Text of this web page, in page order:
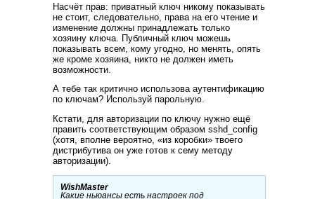
Насчёт прав: приватный ключ никому показывать
не стоит, следовательно, права на его чтение и
изменение должны принадлежать только
хозяину ключа. Публичный ключ можешь
показывать всем, кому угодно, но менять, опять
же кроме хозяина, никто не должен иметь
возможности.
А тебе так критично использова аутентификацию
по ключам? Используй парольную.
Кстати, для авторизации по ключу нужно ещё
править соответствующим образом sshd_config
(хотя, вполне вероятно, «из коробки» твоего
дистрибутива он уже готов к сему методу
авторизации).
WishMaster
Какие ньюансы есть настроек под